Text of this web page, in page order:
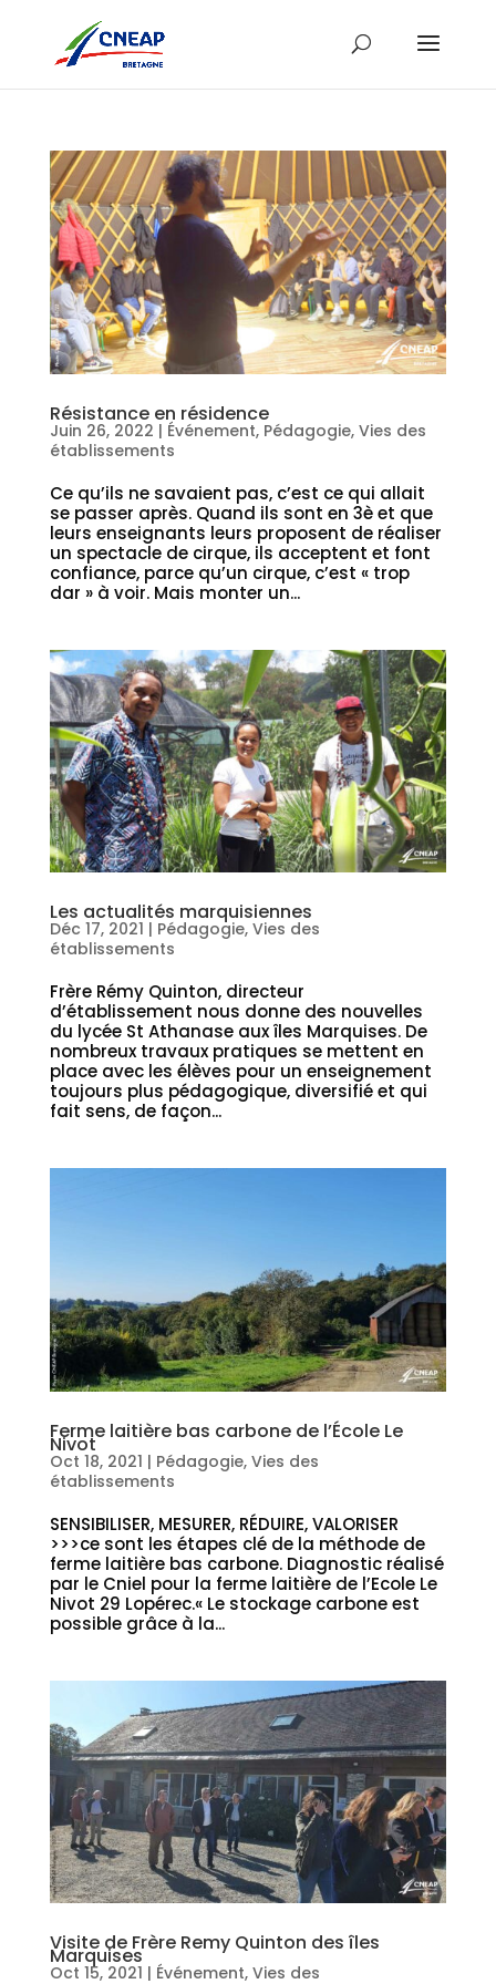
Résistance en résidence
Juin 26, 2022 | Événement, Pédagogie, Vies des
établissements
Ce qu’ils ne savaient pas, c’est ce qui allait
se passer après. Quand ils sont en 3è et que
leurs enseignants leurs proposent de réaliser
un spectacle de cirque, ils acceptent et font
confiance, parce qu’un cirque, c’est « trop
dar » à voir. Mais monter un...
Les actualités marquisiennes
Déc 17, 2021 | Pédagogie, Vies des
établissements
Frère Rémy Quinton, directeur
d’établissement nous donne des nouvelles
du lycée St Athanase aux îles Marquises. De
nombreux travaux pratiques se mettent en
place avec les élèves pour un enseignement
toujours plus pédagogique, diversifié et qui
fait sens, de façon...
Ferme laitière bas carbone de l’École Le
Nivot
Oct 18, 2021 | Pédagogie, Vies des
établissements
SENSIBILISER, MESURER, RÉDUIRE, VALORISER
>>>ce sont les étapes clé de la méthode de
ferme laitière bas carbone. Diagnostic réalisé
par le Cniel pour la ferme laitière de l’Ecole Le
Nivot 29 Lopérec.« Le stockage carbone est
possible grâce à la...
Visite de Frère Remy Quinton des îles
Marquises
Oct 15, 2021 | Événement, Vies des